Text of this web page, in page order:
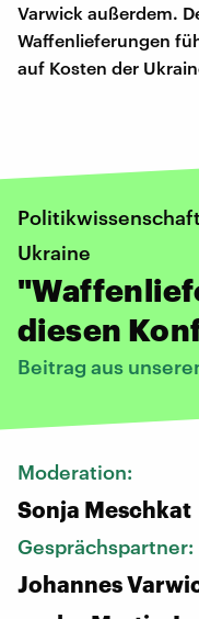
Varwick außerdem.
Waffenlieferungen
auf Kosten der
Ukraine
diesen
Beitrag aus
Moderation:
Sonja Meschkat
Gesprächspartner:
Johannes